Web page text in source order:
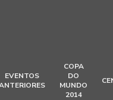
EVENTOS
COPA
DO
MUNDO
2014